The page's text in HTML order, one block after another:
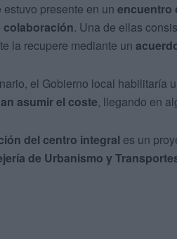
estuvo presente en un encuentro
. Una de ellas
la recupere mediante un
el Gobierno local habilitaría
asumir el coste, llegando en
del centro integral es un
de Urbanismo y